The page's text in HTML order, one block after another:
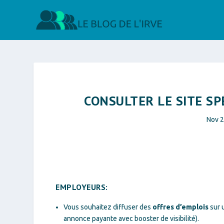
CONSULTER LE SITE
Nov
EMPLOYEURS:
Vous souhaitez diffuser des offres d’emploissur
annonce payante avec booster de visibilité).